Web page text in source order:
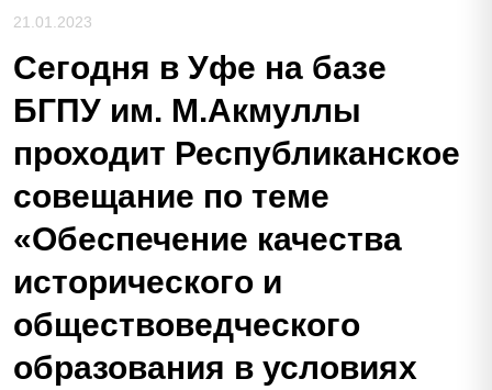
21.01.2023
Сегодня в Уфе на базе
БГПУ им. М.Акмуллы
проходит Республиканское
совещание по теме
«Обеспечение качества
исторического и
обществоведческого
образования в условиях